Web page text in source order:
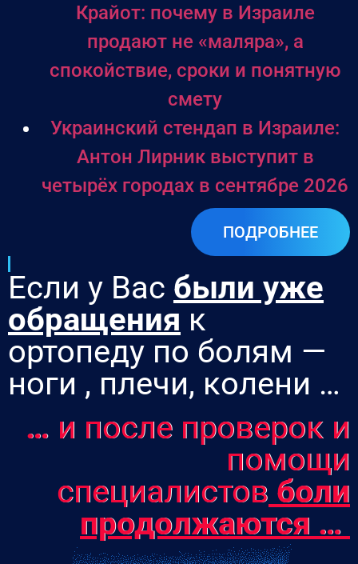
Крайот: почему в Израиле
продают не «маляра», а
спокойствие, сроки и понятную
смету
Украинский стендап в Израиле:
Антон Лирник выступит в
четырёх городах в сентябре 2026
ПОДРОБНЕЕ
Если у Вас были уже
обращения к
ортопеду по болям —
ноги , плечи, колени …
… и после проверок и
помощи
специалистов боли
продолжаются …